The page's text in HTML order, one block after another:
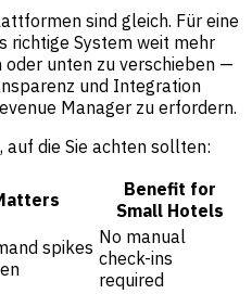
sind gleich. Für eine
richtige System weit mehr
oder unten zu verschieben —
und Integration
Manager zu erfordern.
auf die Sie achten sollten:
Benefit for
Small Hotels
spikes No manual
check-ins
required